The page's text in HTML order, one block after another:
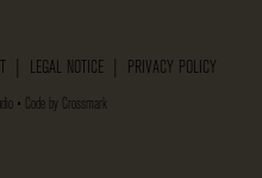
LEGAL NOTICE PRIVACY POLICY
• Code by Crossmark